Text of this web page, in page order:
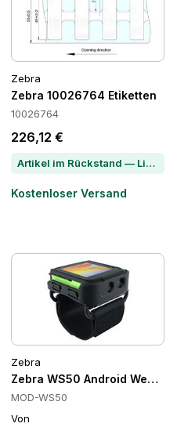
Zebra
Zebra 10026764 Etiketten
10026764
226,12 €
Artikel im Rückstand — Lieferzeit per Chat erfragen
Kostenloser Versand
RFID Festmontage-
Zebra
Zebra WS50 Android
MOD-WS50
Von